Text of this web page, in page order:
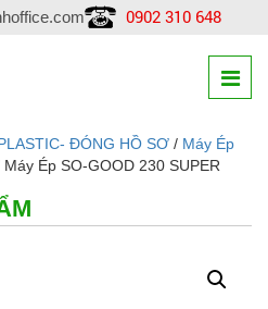
0902 310 648
ĐÓNG HỒ SƠ / Máy Ép
Máy Ép SO-GOOD 230 SUPER